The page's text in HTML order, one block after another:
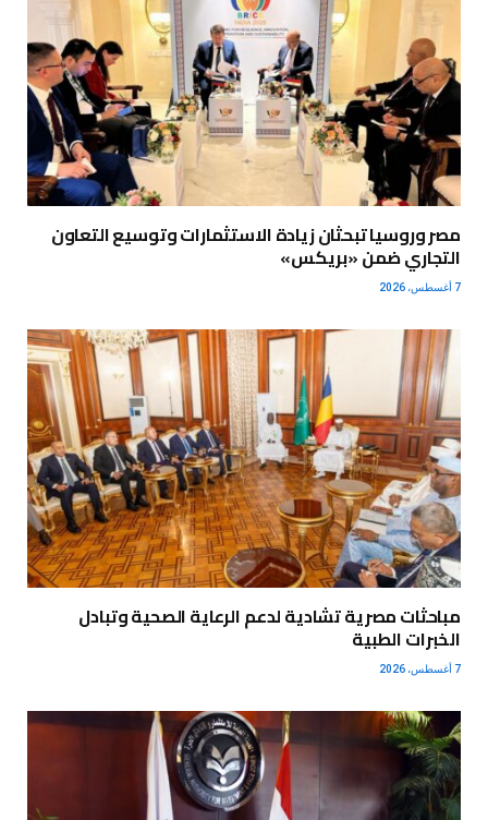
مصر وروسيا تبحثان زيادة الاستثمارات وتوسيع التعاون
التجاري ضمن «بريكس»
7 أغسطس، 2026
مباحثات مصرية تشادية لدعم الرعاية الصحية وتبادل
الخبرات الطبية
7 أغسطس، 2026